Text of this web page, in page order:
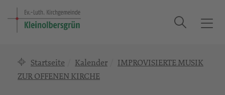
T
Suche
Startseite Kalender
IMPROVISIERTE MUSIK
ZUR OFFENEN KIRCHE